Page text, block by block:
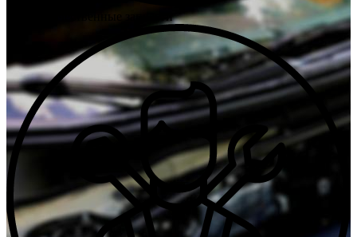
Только качественные запчасти